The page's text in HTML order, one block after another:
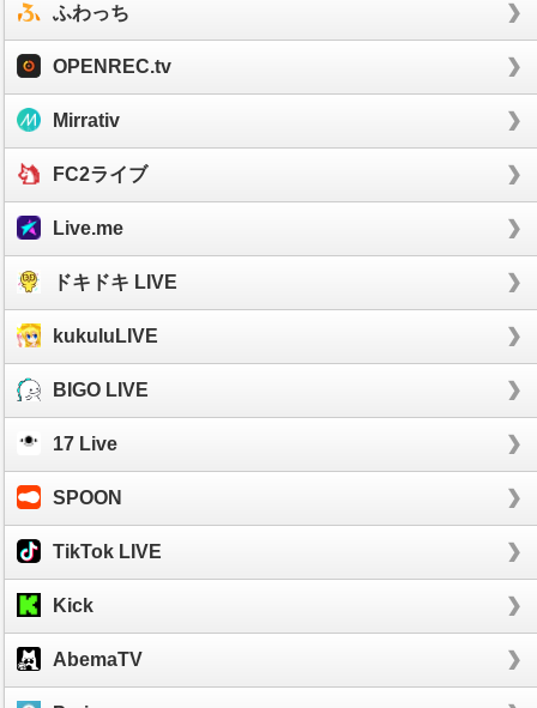
ふわっち
OPENREC.tv
Mirrativ
FC2ライブ
Live.me
ドキドキ LIVE
kukuluLIVE
BIGO LIVE
17 Live
SPOON
TikTok LIVE
Kick
AbemaTV